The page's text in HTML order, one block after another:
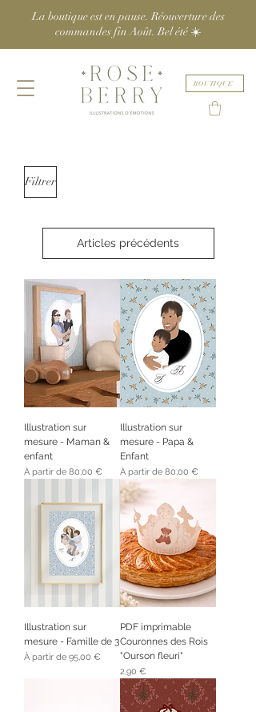
BOUTIQUE
La boutique est en pause. Réouverture des
commandes fin Août. Bel été ☀️
Filtrer
Articles précédents
Illustration sur
mesure - Maman &
enfant
À partir de 80,00 €
Prix promotionnel
Illustration sur
mesure - Papa &
Enfant
À partir de 80,00 €
Prix promotionnel
Illustration sur
mesure - Famille de 3
À partir de 95,00 €
Prix promotionnel
PDF imprimable
Couronnes des Rois
"Ourson fleuri"
Prix
2,90 €